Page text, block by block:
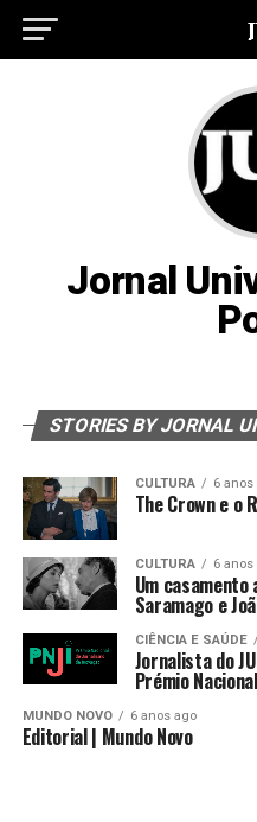
Jornal
STORIES BY JORNAL
CULTURA 6 anos
The Crown e o
CULTURA 6 anos
Um
Saramago e
CIÊNCIA E SAÚDE
Jornalista do
Prémio
MUNDO NOVO 6 anos ago
Editorial | Mundo Novo